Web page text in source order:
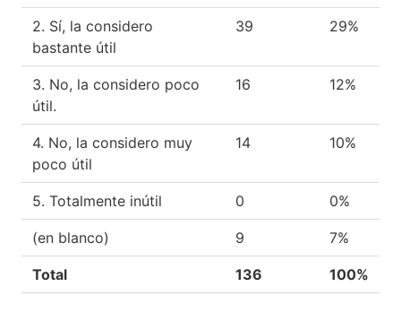
2. Sí, la considero
bastante útil
39 29%
3. No, la considero poco
útil.
16 12%
4. No, la considero muy
poco útil
14 10%
5. Totalmente inútil 0 0%
(en blanco) 9 7%
Total 136 100%